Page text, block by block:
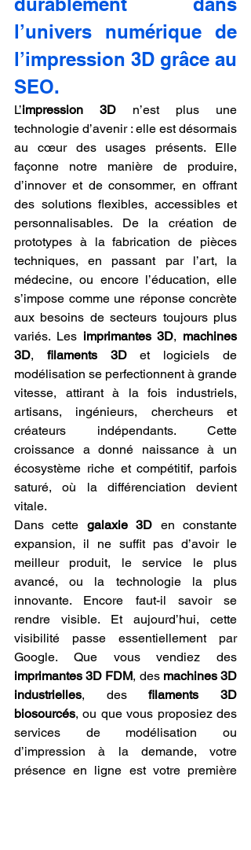
l’univers numérique de
l’impression 3D grâce au
SEO.
L’impression 3D n’est plus une
technologie d’avenir : elle est désormais
au cœur des usages présents. Elle
façonne notre manière de produire,
d’innover et de consommer, en offrant
des solutions flexibles, accessibles et
personnalisables. De la création de
prototypes à la fabrication de pièces
techniques, en passant par l’art, la
médecine, ou encore l’éducation, elle
s’impose comme une réponse concrète
aux besoins de secteurs toujours plus
variés. Les imprimantes 3D, machines
3D, filaments 3D et logiciels de
modélisation se perfectionnent à grande
vitesse, attirant à la fois industriels,
artisans, ingénieurs, chercheurs et
créateurs indépendants. Cette
croissance a donné naissance à un
écosystème riche et compétitif, parfois
saturé, où la différenciation devient
vitale.
Dans cette galaxie 3D en constante
expansion, il ne suffit pas d’avoir le
meilleur produit, le service le plus
avancé, ou la technologie la plus
innovante. Encore faut-il savoir se
rendre visible. Et aujourd’hui, cette
visibilité passe essentiellement par
imprimantes 3D FDM, des machines 3D
industrielles, des filaments 3D
biosourcés, ou que vous proposiez des
services de modélisation ou
d’impression à la demande, votre
présence en ligne est votre première